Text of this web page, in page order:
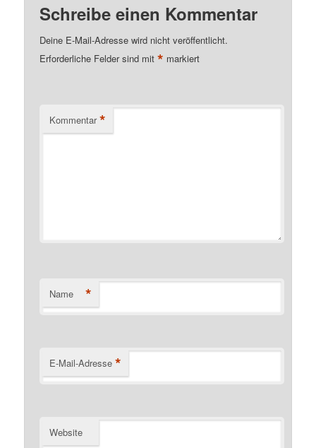
Schreibe einen Kommentar
Deine E-Mail-Adresse wird nicht veröffentlicht.
Erforderliche Felder sind mit* markiert
Kommentar *
Name *
E-Mail-Adresse *
Website